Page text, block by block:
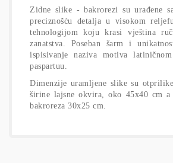
Zidne slike - bakrorezi su urađene
preciznošću detalja u visokom
tehnologijom koju krasi vještina
zanatstva. Poseban šarm i
ispisivanje naziva motiva
paspartuu.
Dimenzije uramljene slike su
širine lajsne okvira, oko 45x40 cm a
bakroreza 30x25 cm.